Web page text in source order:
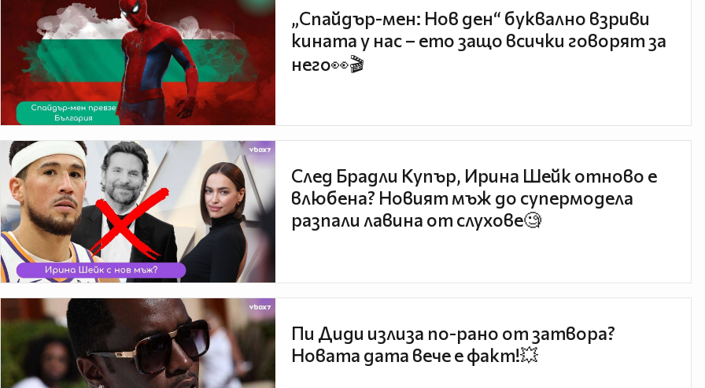
„Спайдър-мен: Нов ден“ буквално взриви
кината у нас – ето защо всички говорят за
него👀🎬
След Брадли Купър, Ирина Шейк отново е
влюбена? Новият мъж до супермодела
разпали лавина от слухове🧐
Пи Диди излиза по-рано от затвора?
Новата дата вече е факт!💥